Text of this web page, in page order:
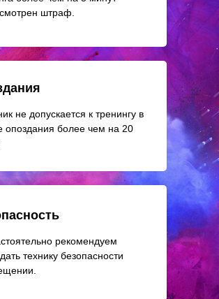
штраф.
не допускается к тренингу в
опоздания более чем на 20
рекомендуем
технику безопасности